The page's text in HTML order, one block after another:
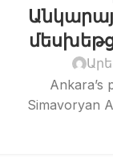
Ankara’s
Simavoryan